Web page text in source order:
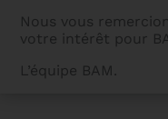
Nous vous
votre intérêt pour
L’équipe BAM.
RECTANGULAIRE